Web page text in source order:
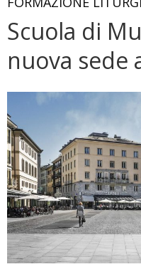
Scuola di
nuova sede